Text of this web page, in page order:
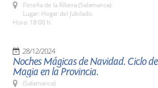
Pereña de la Ribera (Salamanca)
Lugar: Hogar del Jubilado.
Hora: 18:00 h.
28/12/2024
Noches Mágicas de Navidad. Ciclo de
Magia en la Provincia.
(Salamanca)